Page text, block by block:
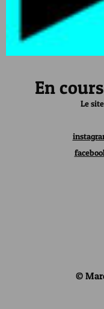
En
Le
©